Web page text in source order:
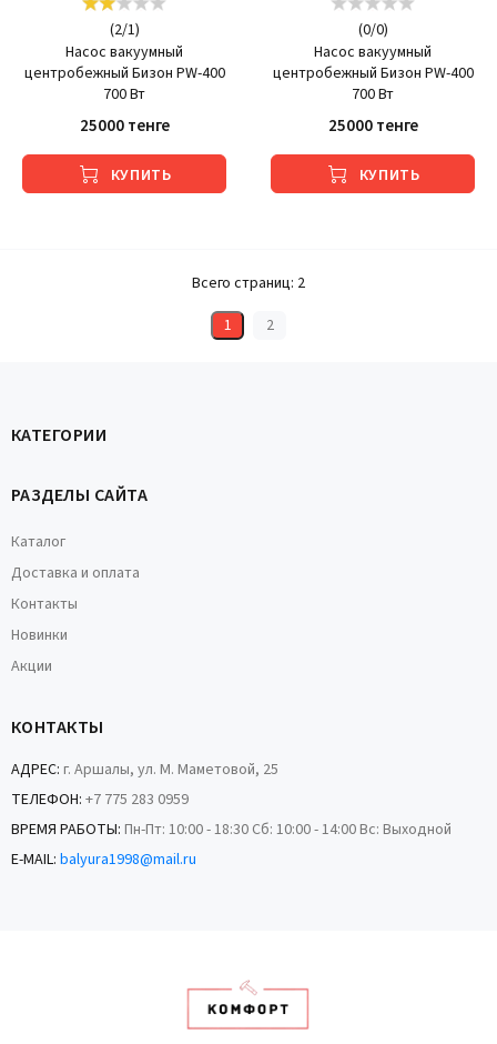
(2/1)
Насос вакуумный
центробежный Бизон PW-400
700 Вт
25000 тенге
КУПИТЬ
(0/0)
Насос вакуумный
центробежный Бизон PW-400
700 Вт
25000 тенге
КУПИТЬ
Всего страниц: 2
1
2
КАТЕГОРИИ
РАЗДЕЛЫ САЙТА
Каталог
Доставка и оплата
Контакты
Новинки
Акции
КОНТАКТЫ
АДРЕС: г. Аршалы, ул. М. Маметовой, 25
ТЕЛЕФОН: +7 775 283 0959
ВРЕМЯ РАБОТЫ: Пн-Пт: 10:00 - 18:30 Сб: 10:00 - 14:00 Вс: Выходной
E-MAIL: balyura1998@mail.ru